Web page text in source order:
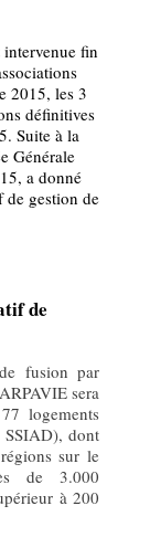
fin
2015, les 3
définitives
Suite à la
Générale
a donné
de gestion de
de
sera
logements
SSIAD), dont
sur le
de 3.000
à 200